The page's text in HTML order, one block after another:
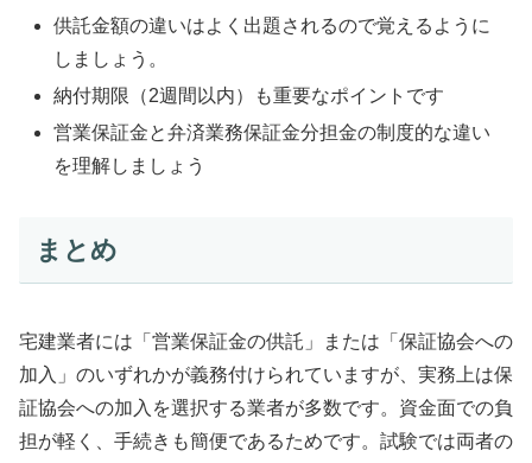
供託金額の違いはよく出題されるので覚えるように
しましょう。
納付期限（2週間以内）も重要なポイントです
営業保証金と弁済業務保証金分担金の制度的な違い
を理解しましょう
まとめ
宅建業者には「営業保証金の供託」または「保証協会への
加入」のいずれかが義務付けられていますが、実務上は保
証協会への加入を選択する業者が多数です。資金面での負
担が軽く、手続きも簡便であるためです。試験では両者の